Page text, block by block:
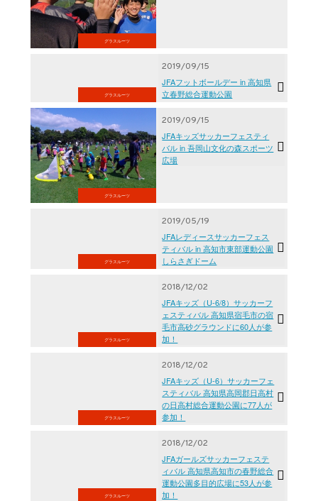
グラスルーツ
グラスルーツ
2019/09/15
JFAフットボールデー in 高知県
立春野総合運動公園
グラスルーツ
2019/09/15
JFAキッズサッカーフェスティ
バル in 吾岡山文化の森スポーツ
広場
グラスルーツ
2019/05/19
JFAレディースサッカーフェス
ティバル in 高知市東部運動公園
しらさぎドーム
グラスルーツ
2018/12/02
JFAキッズ（U-6/8）サッカーフ
ェスティバル 高知県宿毛市の宿
毛市高砂グラウンドに60人が参
加！
グラスルーツ
2018/12/02
JFAキッズ（U-6）サッカーフェ
スティバル 高知県高岡郡日高村
の日高村総合運動公園に77人が
参加！
グラスルーツ
2018/12/02
JFAガールズサッカーフェステ
ィバル 高知県高知市の春野総合
運動公園多目的広場に53人が参
加！